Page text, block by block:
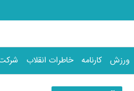
ورزش کارنامه خاطرات انقلاب